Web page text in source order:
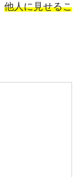
他人に見せるこ